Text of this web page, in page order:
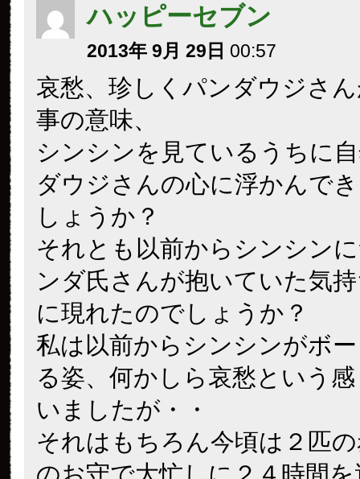
ハッピーセブン
2013年 9月 29日 00:57
哀愁、珍しくパンダウジさ
事の意味、
シンシンを見ているうちに
ダウジさんの心に浮かんで
しょうか？
それとも以前からシンシン
ンダ氏さんが抱いていた気
に現れたのでしょうか？
私は以前からシンシンがボ
る姿、何かしら哀愁という
いましたが・・
それはもちろん今頃は２匹
のお守で大忙しに２４時間